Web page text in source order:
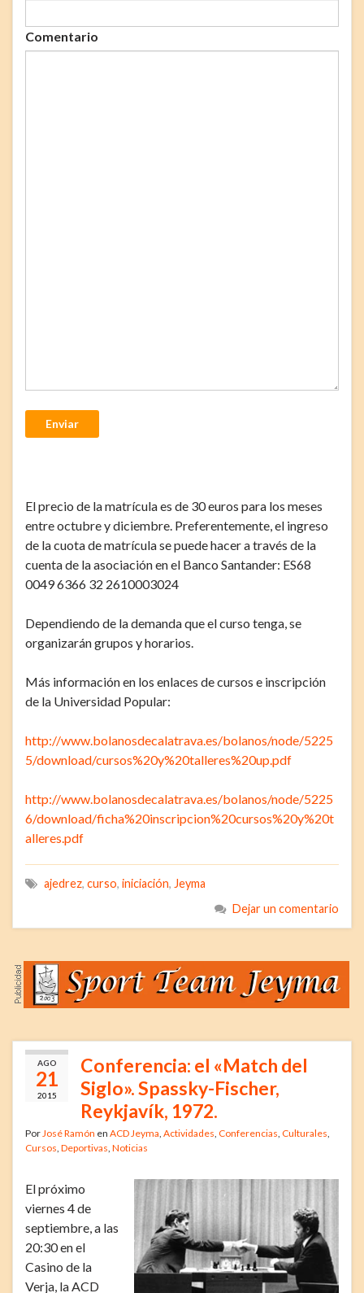
Comentario
Enviar
El precio de la matrícula es de 30 euros para los meses
entre octubre y diciembre. Preferentemente, el ingreso
de la cuota de matrícula se puede hacer a través de la
cuenta de la asociación en el Banco Santander: ES68
0049 6366 32 2610003024
Dependiendo de la demanda que el curso tenga, se
organizarán grupos y horarios.
Más información en los enlaces de cursos e inscripción
de la Universidad Popular:
http://www.bolanosdecalatrava.es/bolanos/node/5225
5/download/cursos%20y%20talleres%20up.pdf
http://www.bolanosdecalatrava.es/bolanos/node/5225
6/download/ficha%20inscripcion%20cursos%20y%20t
alleres.pdf
ajedrez, curso, iniciación, Jeyma
Dejar un comentario
AGO
21
2015
Conferencia: el «Match del
Siglo». Spassky-Fischer,
Reykjavík, 1972.
Por José Ramón en ACD Jeyma Actividades Conferencias Culturales
Cursos Deportivas Noticias
El próximo
viernes 4 de
septiembre, a las
20:30 en el
Casino de la
Verja, la ACD